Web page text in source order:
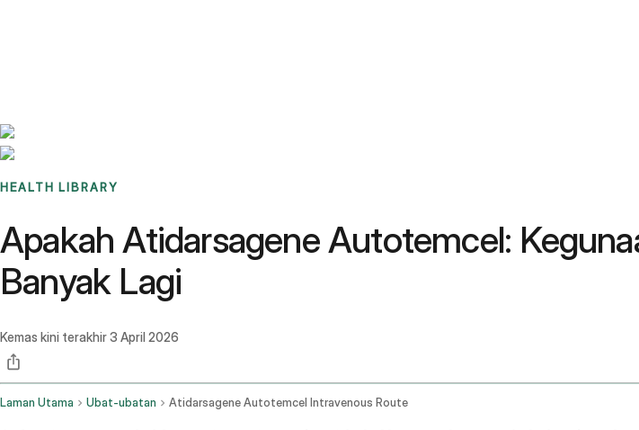
HEALTH LIBRARY
Apakah Atidarsagene Autotemcel:
Banyak Lagi
Kemas kini terakhir3 April 2026
Laman Utama Ubat-ubatan Atidarsagene Autotemcel Intravenous Route